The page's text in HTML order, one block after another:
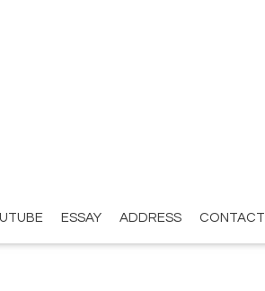
ESSAY ADDRESS CONTACT